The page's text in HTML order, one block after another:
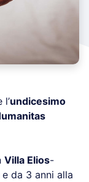
l’undicesimo
Villa Elios-
da 3 anni alla